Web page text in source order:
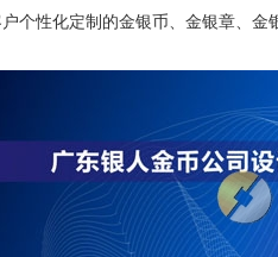
个性化定制的金银币、金银章、